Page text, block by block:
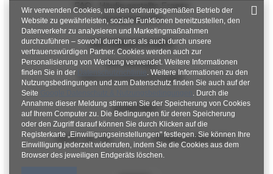
FAQ - Häufig gestellte Fragen
Rückgabepolitik
INFORMATIONEN
Verordnungen
Datenschutzbestimmungen
KONTAKT
+48 601 547 740 hurt@factoryprice.eu
Wir verwenden Cookies, um den ordnungsgemäßen Betrieb der
Website zu gewährleisten, soziale Funktionen bereitzustellen, den
Datenverkehr zu analysieren und Marketingmaßnahmen
durchzuführen – sowohl durch uns als auch durch unsere
vertrauenswürdigen Partner. Cookies werden auch zur
Personalisierung von Werbung verwendet. Weitere Informationen
finden Sie in der
Datenschutzrichtlinie. Weitere Informationen zu den
Nutzungsbedingungen und zum Datenschutz finden Sie auch auf der
Seite
. Durch die
Annahme dieser Meldung stimmen Sie der Speicherung von Cookies
auf Ihrem Computer zu. Die Bedingungen für deren Speicherung
oder den Zugriff darauf können Sie durch Klicken auf die
Registerkarte „Einwilligungseinstellungen" festlegen. Sie können Ihre
Einwilligung jederzeit widerrufen, indem Sie die Cookies aus dem
Browser des jeweiligen Endgeräts löschen.